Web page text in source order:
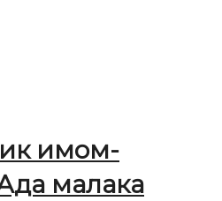
имом-
малака